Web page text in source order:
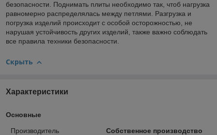
безопасности. Поднимать плиты необходимо так, чтоб нагрузка
равномерно распределялась между петлями. Разгрузка и
погрузка изделий происходит с особой осторожностью, не
нарушая устойчивость других изделий, также важно соблюдать
все правила техники безопасности.
Скрыть
Характеристики
Основные
Производитель
Собственное производство